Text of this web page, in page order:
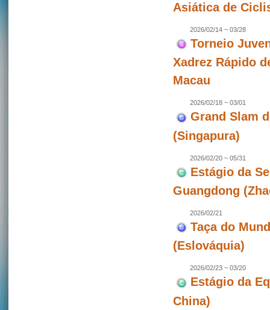
Asiática de
2026/02/14 ~ 03/28
Torneio
Xadrez Rápido
Macau
2026/02/18 ~ 03/01
Grand Slam
(Singapura)
2026/02/20 ~ 05/31
Estágio da
Guangdong
2026/02/21
Taça do
(Eslováquia)
2026/02/23 ~ 03/20
Estágio da
China)